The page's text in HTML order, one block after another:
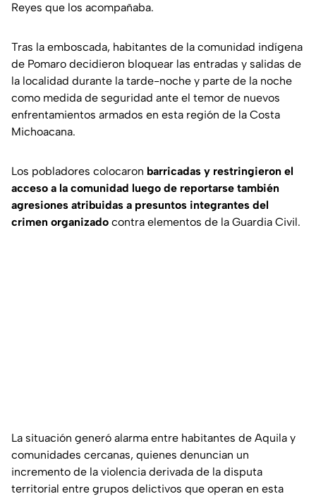
Reyes que los acompañaba.
Tras la emboscada, habitantes de la comunidad indígena
de Pomaro decidieron bloquear las entradas y salidas de
la localidad durante la tarde-noche y parte de la noche
como medida de seguridad ante el temor de nuevos
enfrentamientos armados en esta región de la Costa
Michoacana.
Los pobladores colocaron barricadas y restringieron el
acceso a la comunidad luego de reportarse también
agresiones atribuidas a presuntos integrantes del
crimen organizado contra elementos de la Guardia Civil.
La situación generó alarma entre habitantes de Aquila y
comunidades cercanas, quienes denuncian un
incremento de la violencia derivada de la disputa
territorial entre grupos delictivos que operan en esta